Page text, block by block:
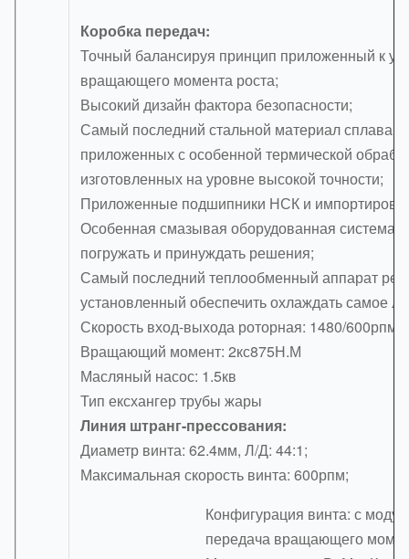
Коробка передач:
Точный балансируя принцип приложенный к
вращающего момента роста;
Высокий дизайн фактора безопасности;
Самый последний стальной материал сплава
приложенных с особенной термической
изготовленных на уровне высокой точности;
Приложенные подшипники НСК и
Особенная смазывая оборудованная система
погружать и принуждать решения;
Самый последний теплообменный аппарат
установленный обеспечить охлаждать самое
Скорость вход-выхода роторная: 1480/600рпм;
Вращающий момент: 2кс875Н.М
Масляный насос: 1.5кв
Тип ексхангер трубы жары
Линия штранг-прессования:
Диаметр винта: 62.4мм, Л/Д: 44:1;
Максимальная скорость винта: 600рпм;
Конфигурация винта: с
передача вращающего